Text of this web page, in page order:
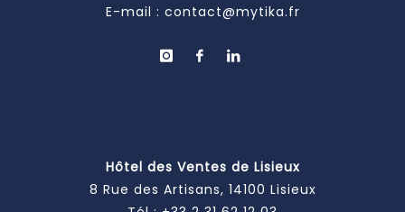
E-mail : contact@mytika.fr
Hôtel des Ventes de Lisieux
8 Rue des Artisans, 14100 Lisieux